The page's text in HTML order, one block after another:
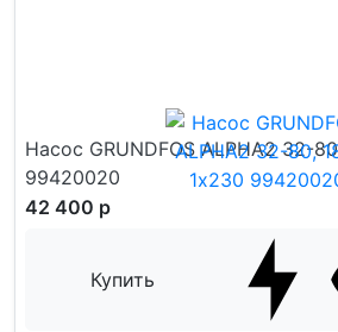
Насос GRUNDFOS ALPHA2 32-
99420020
42 400 р
Купить